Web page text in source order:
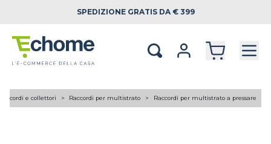
SPEDIZIONE GRATIS DA € 399
e collettori Raccordi per multistrato Raccordi per multistrato a pressare